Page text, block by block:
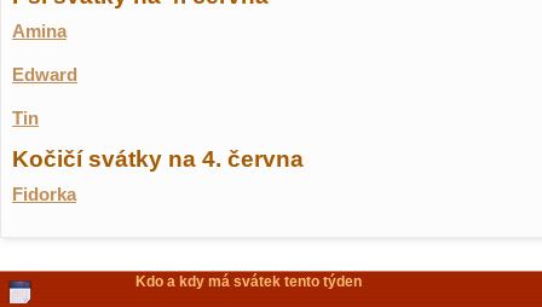
Amina
Edward
Tin
Kočičí svátky na 4. června
Fidorka
Kdo a kdy má svátek tento týden